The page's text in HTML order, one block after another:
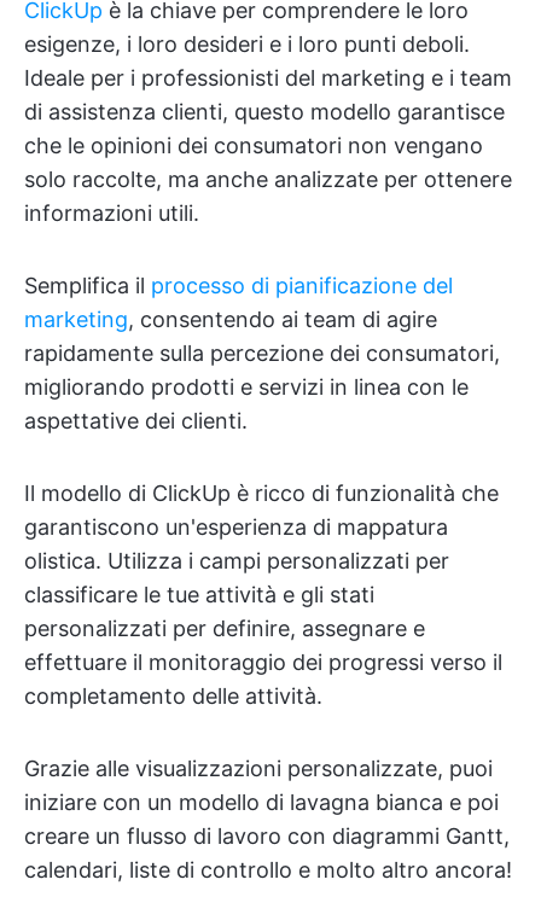
ClickUp è la chiave per comprendere le loro
esigenze, i loro desideri e i loro punti deboli.
Ideale per i professionisti del marketing e i team
di assistenza clienti, questo modello garantisce
che le opinioni dei consumatori non vengano
solo raccolte, ma anche analizzate per ottenere
informazioni utili.
Semplifica il processo di pianificazione del
marketing, consentendo ai team di agire
rapidamente sulla percezione dei consumatori,
migliorando prodotti e servizi in linea con le
aspettative dei clienti.
Il modello di ClickUp è ricco di funzionalità che
garantiscono un'esperienza di mappatura
olistica. Utilizza i campi personalizzati per
classificare le tue attività e gli stati
personalizzati per definire, assegnare e
effettuare il monitoraggio dei progressi verso il
completamento delle attività.
Grazie alle visualizzazioni personalizzate, puoi
iniziare con un modello di lavagna bianca e poi
creare un flusso di lavoro con diagrammi Gantt,
calendari, liste di controllo e molto altro ancora!